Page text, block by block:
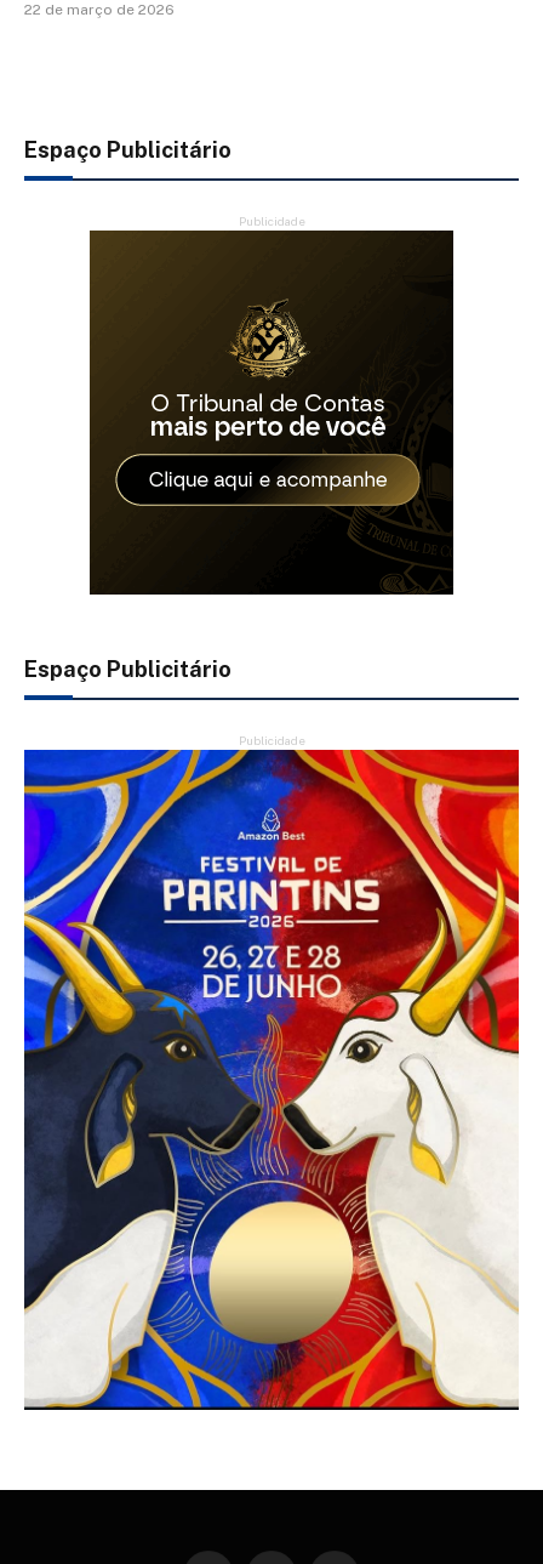
22 de março de 2026
Espaço Publicitário
Publicidade
Espaço Publicitário
Publicidade